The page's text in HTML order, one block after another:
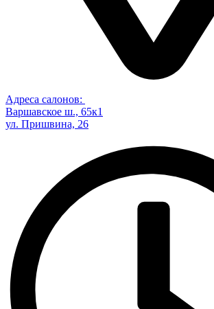
Адреса салонов:
Варшавское ш., 65к1
ул. Пришвина, 26